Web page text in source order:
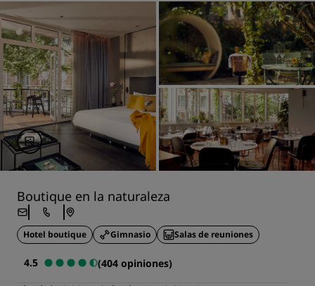
Boutique en la naturaleza
Hotel boutique Gimnasio Salas de reuniones
4.5
(404 opiniones)